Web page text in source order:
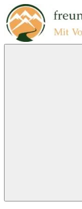
Zum
Inhalt
springen